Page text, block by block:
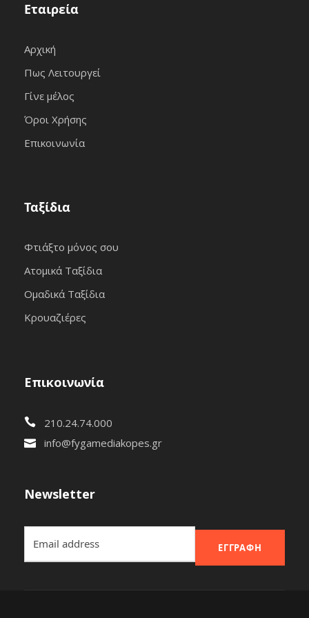
Εταιρεία
Αρχική
Πως Λειτουργεί
Γίνε μέλος
Όροι Χρήσης
Επικοινωνία
Ταξίδια
Φτιάξτο μόνος σου
Ατομικά Ταξίδια
Ομαδικά Ταξίδια
Κρουαζιέρες
Επικοινωνία
210.24.74.000
info@fygamediakopes.gr
Newsletter
ΕΓΓΡΑΦΉ